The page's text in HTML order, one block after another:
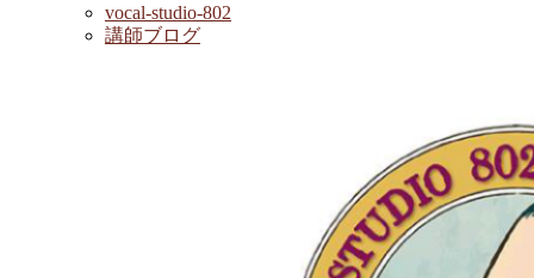
vocal-studio-802
講師ブログ